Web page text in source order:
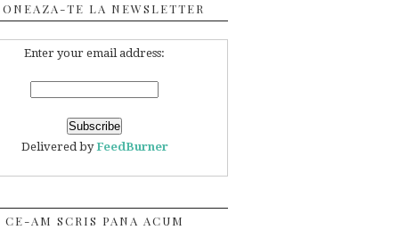
TE LA NEWSLETTER
Enter your email address:
Delivered byFeedBurner
CE-AM SCRIS PANA ACUM